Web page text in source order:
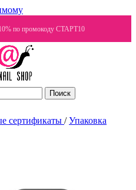
по промокоду СТАРТ10
Поиск
сертификаты / Упаковка